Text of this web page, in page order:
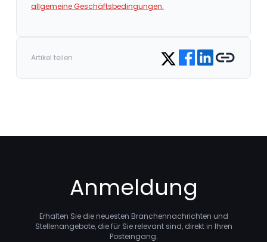
allgemeine Geschäftsbedingungen.
Artikel teilen Share on Twitter
Share on Facebook
Share on LinkedIn
Copy link
Anmeldung
Erhalten Sie die neuesten Branchennachrichten und
Stellenangebote, die für Sie relevant sind, direkt in Ihren
Posteingang.